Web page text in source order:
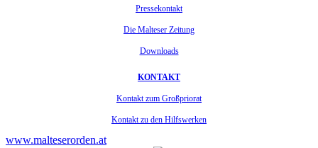
Pressekontakt
Die Malteser Zeitung
Downloads
KONTAKT
Kontakt zum Großpriorat
Kontakt zu den Hilfswerken
www.malteserorden.at